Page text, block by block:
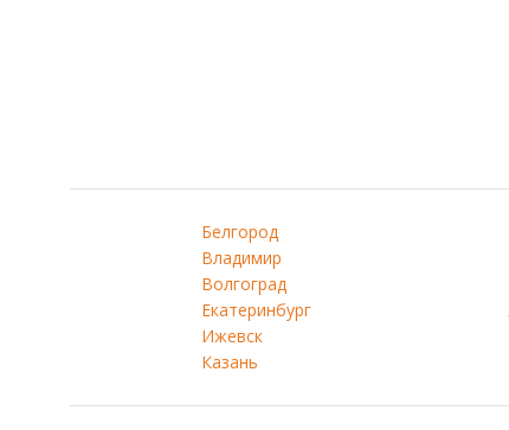
Белгород
Владимир
Волгоград
Екатеринбург
Ижевск
Казань